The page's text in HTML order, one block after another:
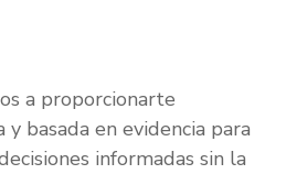
a proporcionarte
basada en evidencia para
informadas sin la